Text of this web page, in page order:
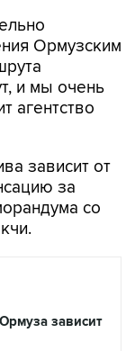
Ормузским
и мы очень
агентство
зависит от
за
со
зависит